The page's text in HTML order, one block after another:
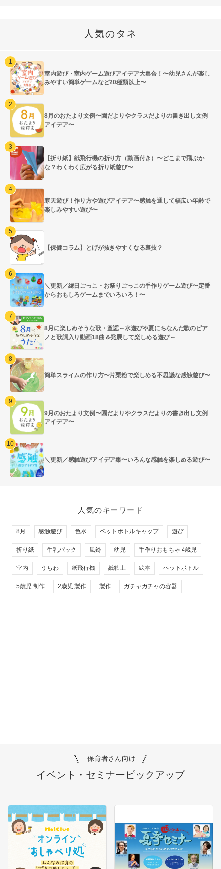
人気のタネ
室内遊び・室内ゲーム遊びアイデア大集合！〜幼児さんが楽し
みやすい簡単ゲームなど20種類以上〜
8月のおたより文例〜園だよりやクラスだよりの書き出し文例
アイデア〜
【折り紙】紙飛行機の折り方（動画付き）〜どこまで飛ぶか
な？わくわく広がる折り紙遊び〜
寒天遊び！作り方や遊びアイデア〜感触を通して幅広い年齢で
楽しみやすい遊び〜
【保健コラム】とげが抜きやすくなる裏技？
＼更新／縁日ごっこ・お祭りごっこの手作りゲーム遊び〜定番
からおもしろゲームまでいろいろ！〜
8月に楽しめそうな歌・童謡～水遊びや夏にちなんだ歌のピア
ノと歌詞入り動画18曲＆発展して楽しめる遊び～
簡単スライムの作り方〜片栗粉で楽しめる不思議な感触遊び〜
9月のおたより文例〜園だよりやクラスだよりの書き出し文例
アイデア〜
＼更新／感触遊びアイデア集〜いろんな感触を楽しめる遊び〜
人気のキーワード
8月 感触遊び 色水 ペットボトルキャップ 遊び
折り紙 牛乳パック 風鈴 幼児 手作りおもちゃ 4歳児
室内 うちわ 紙飛行機 紙粘土 絵本 ペットボトル
5歳児 制作 2歳児 製作 製作 ガチャガチャの容器
保育者さん向け
イベント・セミナーピックアップ